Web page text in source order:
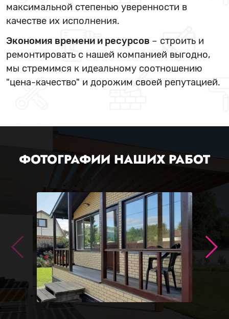
максимальной степенью уверенности в
качестве их исполнения.
Экономия времени и ресурсов – строить и
ремонтировать с нашей компанией выгодно,
мы стремимся к идеальному соотношению
"цена-качество" и дорожим своей репутацией.
ФОТОГРАФИИ НАШИХ РАБОТ